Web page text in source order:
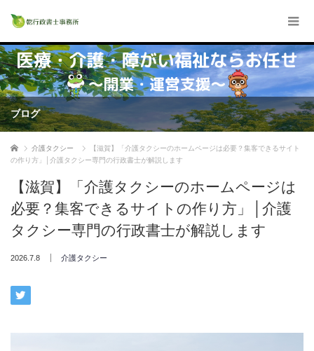
ブログ
ホーム 介護タクシー
【滋賀】「介護タクシーのホームページは必要？集客できるサイト
の作り方」│介護タクシー専門の行政書士が解説します
【滋賀】「介護タクシーのホームページは
必要？集客できるサイトの作り方」│介護
タクシー専門の行政書士が解説します
2026.7.8 介護タクシー